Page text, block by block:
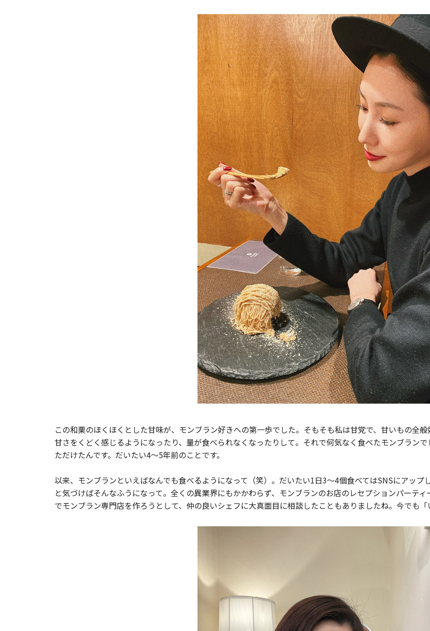
この和栗のほくほくとした甘味が、モンブラン好きへの第一歩でした。そもそも私は甘党で、甘いもの全
甘さをくどく感じるようになったり、量が食べられなくなったりして。それで何気なく食べたモンブラン
ただけたんです。だいたい4〜5年前のことです。
以来、モンブランといえばなんでも食べるようになって（笑）。だいたい1日3〜4個食べてはSNSにアップ
と気づけばそんなふうになって。全くの異業界にもかかわらず、モンブランのお店のレセプションパーテ
でモンブラン専門店を作ろうとして、仲の良いシェフに大真面目に相談したこともありましたね。今でも「